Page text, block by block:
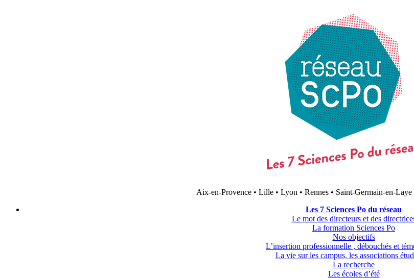
Aix-en-Provence • Lille • Lyon • Rennes • Saint-Germain-en-Laye
Les 7 Sciences Po du réseau
Le mot des directeurs et des
La formation Sciences Po
Nos objectifs
L’insertion professionnelle , débouchés et
La vie sur les campus, les associations
La recherche
Les écoles d’été